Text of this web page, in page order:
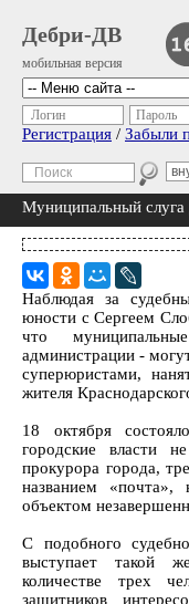
Дебри-ДВ
мобильная версия
Логин Пароль
Регистрация / Забыли
Муниципальный слуга
Наблюдая за
юности с Сергеем
что
администрации -
суперюристами,
жителя
18 октября
городские власти
прокурора города,
названием
объектом
С подобного
выступает такой
количестве трех
защитников